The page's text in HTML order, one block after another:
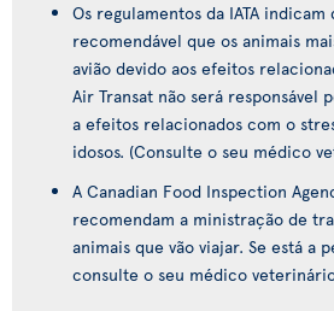
Os regulamentos da IATA indicam
recomendável que os animais
avião devido aos efeitos
Air Transat não será responsável
a efeitos relacionados com o
idosos. (Consulte o seu médico
A Canadian Food Inspection
recomendam a ministração de
animais que vão viajar. Se está a
consulte o seu médico